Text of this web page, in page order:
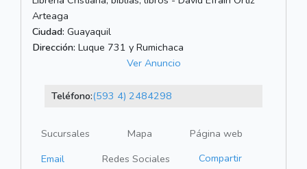
Arteaga
Ciudad: Guayaquil
Dirección: Luque 731 y Rumichaca
Ver Anuncio
Teléfono:(593 4) 2484298
Sucursales Mapa
Página web
Email
Redes Sociales Compartir